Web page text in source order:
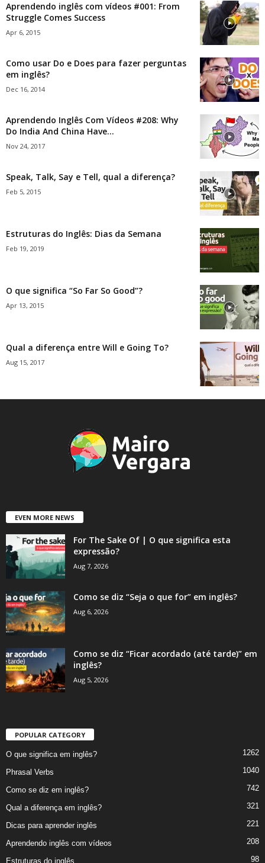
Aprendendo inglês com vídeos #001: From
Struggle Comes Success
Apr 6, 2015
Como usar Do e Does para fazer perguntas
em inglês?
Dec 16, 2014
Aprendendo Inglês Com Vídeos #208: Why
Do India And China Have...
Nov 24, 2017
Speak, Talk, Say e Tell, qual a diferença?
Feb 5, 2015
Estruturas do Inglês: Dias da Semana
Feb 19, 2019
O que significa “So Far So Good”?
Apr 13, 2015
Qual a diferença entre Will e Going To?
Aug 15, 2017
EVEN MORE NEWS
For The Sake Of | O que significa esta
expressão?
Aug 7, 2026
Como se diz “Seja o que for” em inglês?
Aug 6, 2026
Como se diz “Ficar acordado (até tarde)” em
inglês?
Aug 5, 2026
POPULAR CATEGORY
O que significa em inglês? 1262
Phrasal Verbs 1040
Como se diz em inglês? 742
Qual a diferença em inglês? 321
Dicas para aprender inglês 221
Aprendendo inglês com vídeos 208
Estruturas do inglês 98